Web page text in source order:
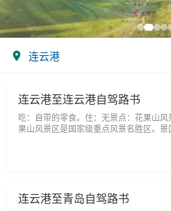
连云港
连云港至连云港自驾路书
吃：自带的零食。住：无景点：花果山
果山风景区是国家级重点风景名胜区。景
4.4米。花果山风景区以古典名著《西游
连云港至青岛自驾路书